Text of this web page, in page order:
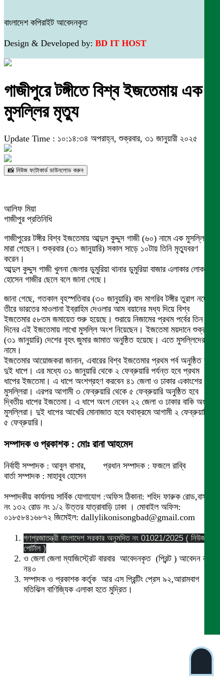
বাংলাদেশ কপিরাইট আবেদনকৃত
Design & Developed by: BD IT HOST
গাজীপুরে টঙ্গীতে বিশ্ব ইজতেমায় এক
মুসল্লির মৃত্যু
Update Time : ১০:১৪:৩৪ অপরাহ্ন, শুক্রবার, ৩১ জানুয়ারী ২০২৫
📸 নিউজ ফটোকার্ড ডাউনলোড করুন
আলিফ মিয়া
গাজীপুর প্রতিনিধি
গাজীপুরের টঙ্গীর বিশ্ব ইজতেমায় আব্দুল কুদ্দুস গাজী (৬০) নামে এক মুসল্লি
মারা গেছেন। শুক্রবার (৩১ জানুয়ারি) সকাল সাড়ে ১০টায় তিনি মৃত্যুবরণ
করেন।
আব্দুল কুদ্দুস গাজী খুলনা জেলার ডুমুরিয়া থানার ডুমুরিয়া বাজার এলাকার লোকমান
হোসেন গাজীর ছেলে বলে জানা গেছে।
জানা গেছে, গতকাল বৃহস্পতিবার (৩০ জানুয়ারি) বাদ মাগরিব টঙ্গীর তুরাগ নদের
তীরে ভারতের মাওলানা ইব্রাহিম দেওলার আম বয়ানের মধ্য দিয়ে বিশ্ব
ইজতেমার ৫৮তম জমায়েত শুরু হয়েছে। শুরায়ে নিজামের প্রথম পর্বের তিন
দিনের এই ইজতেমায় লাখো মুসল্লি অংশ নিয়েছেন। ইজতেমা ময়দানে শুক্রবার
(৩১ জানুয়ারি) দেশের বৃহৎ জুমার জামাত অনুষ্ঠিত হয়েছে। এতে মুসল্লিদের ঢল
নামে।
ইজতেমার আয়োজকরা জানান, এবারের বিশ্ব ইজতেমার প্রথম পর্ব অনুষ্ঠিত হবে
দুই ধাপে। এর মধ্যে ৩১ জানুয়ারি থেকে ২ ফেব্রুয়ারি পর্যন্ত হবে প্রথম
ধাপের ইজতেমা। এ ধাপে অংশগ্রহণ করবেন ৪১ জেলা ও ঢাকার একাংশের
মুসল্লিরা। এরপর আগামী ৩ ফেব্রুয়ারি থেকে ৫ ফেব্রুয়ারি অনুষ্ঠিত হবে
দ্বিতীয় ধাপের ইজতেমা। এ ধাপে অংশ নেবেন ২২ জেলা ও ঢাকার বাকি অংশের
মুসল্লিরা। দুই ধাপের আখেরি মোনাজাত হবে যথাক্রমে আগামী ২ ফেব্রুয়ারি ও
৫ ফেব্রুয়ারি।
সম্পাদক ও প্রকাশক : মোঃ রানা আহমেদ
নির্বাহী সম্পাদক : আবুল বাসার, প্রধান সম্পাদক : ফজলে রাব্বি
বার্তা সম্পাদক : মাহাবুব হোসেন
সম্পাদকীয় কার্যালয় সার্বিক যোগাযোগ :অফিস ঠিকানা: শহিদ ফারুক রোড,বাসা
নং ১৩২ রোড নং ১/২ উত্তর যাত্রাবাড়ি ঢাকা । মোবাইল অফিস:
০১৮৫৮৪১৬৮৭২ জিমেইল: dallylikonisongbad@gmail.com
গণপ্রজাতন্ত্রী বাংলাদেশ সরকার অনুমদিত নং 01021/2025 ( নিউজ
পোর্টাল )
ও জেলা জেলা ম্যাজিস্ট্রেট বারবার আবেদনকৃত (প্রিন্ট ) আবেদন নং
ন৪০
সম্পাদক ও প্রকাশক কর্তৃক আর এস প্রিন্টিং প্রেস ৯২,আরামবাগ
মতিঝিল বাণিজ্যিক এলাকা হতে মুদ্রিত।